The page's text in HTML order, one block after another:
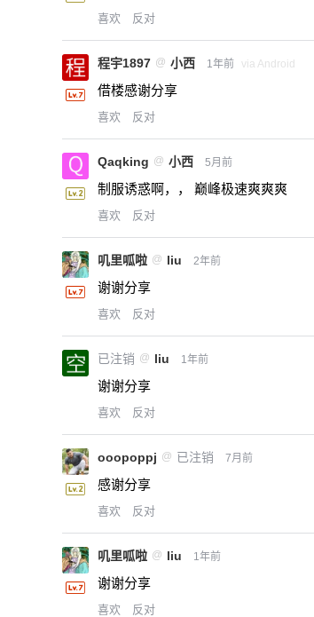
喜欢 反对
程宇1897 @ 小西 1年前 via Android
借楼感谢分享
喜欢 反对
Qaqking @ 小西 5月前
制服诱惑啊，， 巅峰极速爽爽爽
喜欢 反对
叽里呱啦 @ liu 2年前
谢谢分享
喜欢 反对
已注销 @ liu 1年前
谢谢分享
喜欢 反对
ooopoppj @ 已注销 7月前
感谢分享
喜欢 反对
叽里呱啦 @ liu 1年前
谢谢分享
喜欢 反对